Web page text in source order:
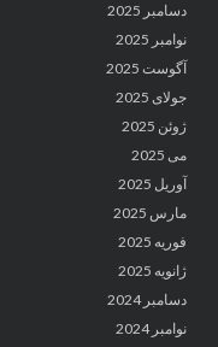
دسامبر 2025
نوامبر 2025
آگوست 2025
جولای 2025
ژوئن 2025
می 2025
آوریل 2025
مارس 2025
فوریه 2025
ژانویه 2025
دسامبر 2024
نوامبر 2024